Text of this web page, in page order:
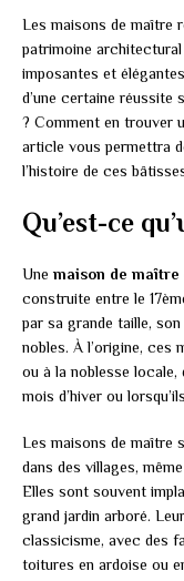
Les maisons de maître
patrimoine
imposantes et
d’une certaine réussite
? Comment en trouver
article vous permettra
l’histoire de ces
Qu’est-ce
Une maison de maître
construite entre le
par sa grande taille,
nobles. À l’origine, ces
ou à la noblesse locale,
mois d’hiver ou
Les maisons de maître
dans des villages,
Elles sont souvent
grand jardin arboré.
classicisme, avec des
toitures en ardoise ou